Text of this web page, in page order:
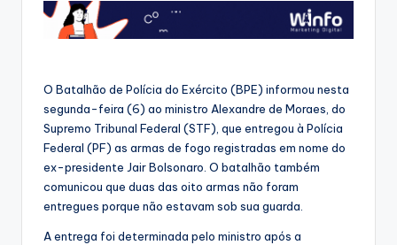
O Batalhão de Polícia do Exército (BPE) informou nesta
segunda-feira (6) ao ministro Alexandre de Moraes, do
Supremo Tribunal Federal (STF), que entregou à Polícia
Federal (PF) as armas de fogo registradas em nome do
ex-presidente Jair Bolsonaro. O batalhão também
comunicou que duas das oito armas não foram
entregues porque não estavam sob sua guarda.
A entrega foi determinada pelo ministro após a